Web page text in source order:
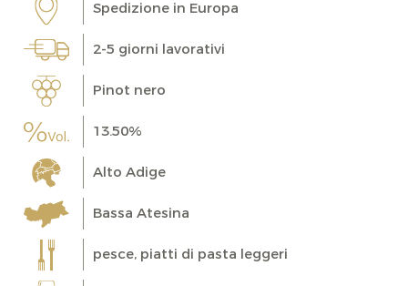
Spedizione in Europa
2-5 giorni lavorativi
Pinot nero
13.50%
Alto Adige
Bassa Atesina
pesce, piatti di pasta leggeri